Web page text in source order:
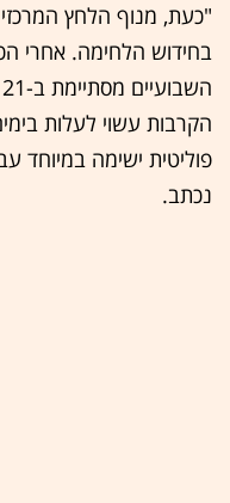
"כעת, מנוף הלחץ
בחידוש הלחימה. אחרי
הקרבות עשוי לעלות
פוליטית ישימה במיוחד
נכתב.